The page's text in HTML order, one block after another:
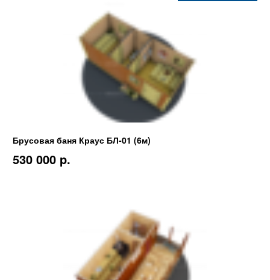
Брусовая баня Краус БЛ-01 (6м)
530 000 p.